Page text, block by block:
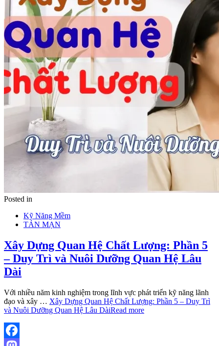
Posted in
Kỹ Năng Mềm
TẢN MẠN
Xây Dựng Quan Hệ Chất Lượng: Phần 5
– Duy Trì và Nuôi Dưỡng Quan Hệ Lâu
Dài
Với nhiều năm kinh nghiệm trong lĩnh vực phát triển kỹ năng lãnh
đạo và xây … Xây Dựng Quan Hệ Chất Lượng: Phần 5 – Duy Trì
và Nuôi Dưỡng Quan Hệ Lâu DàiRead more